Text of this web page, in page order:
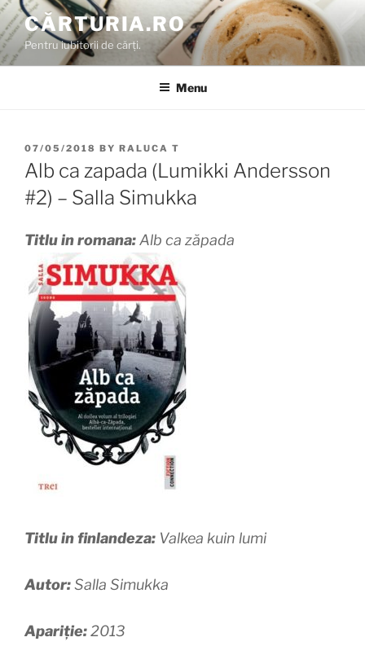
Skip
to
content
CĂRTURIA.RO
Pentru iubitorii de cărți.
Menu
POSTED
ON
07/05/2018 BY RALUCA T
Alb ca zapada (Lumikki Andersson
#2) – Salla Simukka
Titlu in romana:Alb ca zăpada
Titlu in finlandeza: Valkea kuin lumi
Autor:Salla Simukka
Apariție:2013